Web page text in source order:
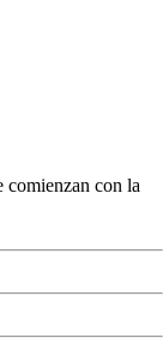
comienzan con la